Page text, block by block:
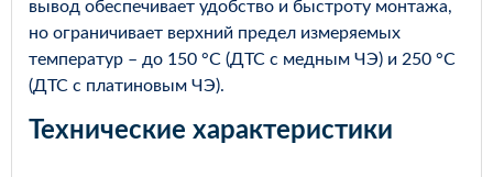
вывод обеспечивает удобство и быстроту монтажа,
но ограничивает верхний предел измеряемых
температур – до 150 °С (ДТС с медным ЧЭ) и 250 °С
(ДТС с платиновым ЧЭ).
Технические характеристики